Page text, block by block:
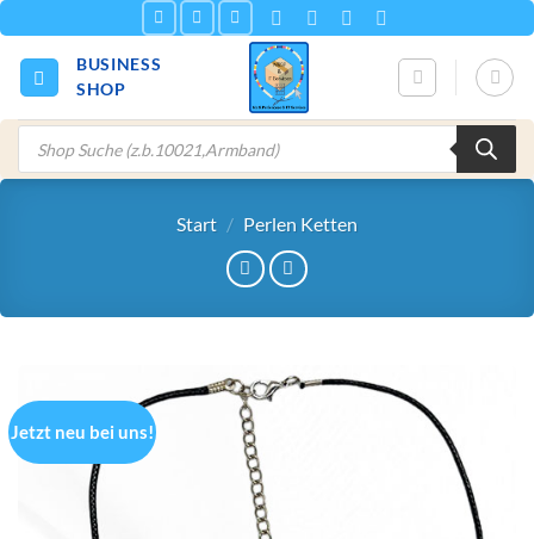
Inhalt
springen
BUSINESS
SHOP
Products
search
Start / Perlen Ketten
Jetzt neu bei uns!